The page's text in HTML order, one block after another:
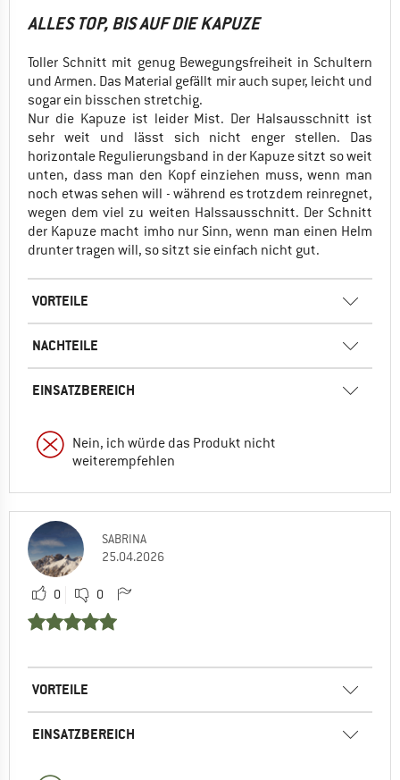
ALLES TOP, BIS AUF DIE KAPUZE
Toller Schnitt mit genug Bewegungsfreiheit in Schultern
und Armen. Das Material gefällt mir auch super, leicht und
sogar ein bisschen stretchig.
Nur die Kapuze ist leider Mist. Der Halsausschnitt ist
sehr weit und lässt sich nicht enger stellen. Das
horizontale Regulierungsband in der Kapuze sitzt so weit
unten, dass man den Kopf einziehen muss, wenn man
noch etwas sehen will - während es trotzdem reinregnet,
wegen dem viel zu weiten Halssausschnitt. Der Schnitt
der Kapuze macht imho nur Sinn, wenn man einen Helm
drunter tragen will, so sitzt sie einfach nicht gut.
VORTEILE
NACHTEILE
EINSATZBEREICH
Nein, ich würde das Produkt nicht
weiterempfehlen
SABRINA
25.04.2026
0 0
VORTEILE
EINSATZBEREICH